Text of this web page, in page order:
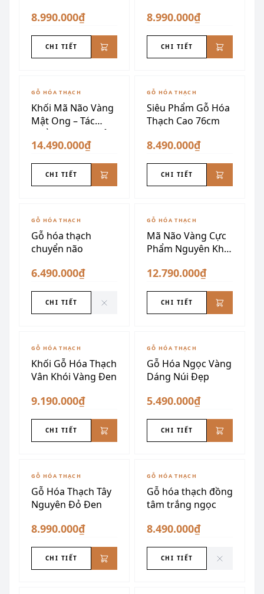
8.990.000₫
CHI TIẾT
8.990.000₫
CHI TIẾT
GỖ HÓA THẠCH
Khối Mã Não Vàng
Mật Ong – Tác
Phẩm Phong Thủy
14.490.000₫
CHI TIẾT
GỖ HÓA THẠCH
Siêu Phẩm Gỗ Hóa
Thạch Cao 76cm
8.490.000₫
CHI TIẾT
ĐÃ SƯU TẦM
GỖ HÓA THẠCH
Gỗ hóa thạch
chuyển não
6.490.000₫
CHI TIẾT
GỖ HÓA THẠCH
Mã Não Vàng Cực
Phẩm Nguyên Khối
12.790.000₫
CHI TIẾT
GỖ HÓA THẠCH
Khối Gỗ Hóa Thạch
Vân Khói Vàng Đen
9.190.000₫
CHI TIẾT
GỖ HÓA THẠCH
Gỗ Hóa Ngọc Vàng
Dáng Núi Đẹp
5.490.000₫
CHI TIẾT
GỖ HÓA THẠCH
Gỗ Hóa Thạch Tây
Nguyên Đỏ Đen
8.990.000₫
CHI TIẾT
ĐÃ SƯU TẦM
GỖ HÓA THẠCH
Gỗ hóa thạch đồng
tâm trắng ngọc
8.490.000₫
CHI TIẾT